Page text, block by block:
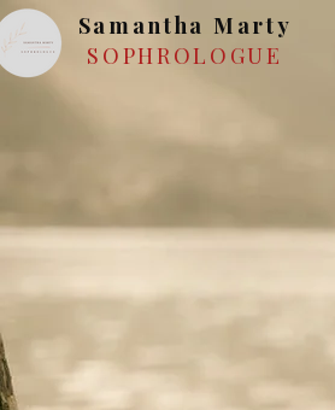
Samantha Marty
SOPHROLOGUE